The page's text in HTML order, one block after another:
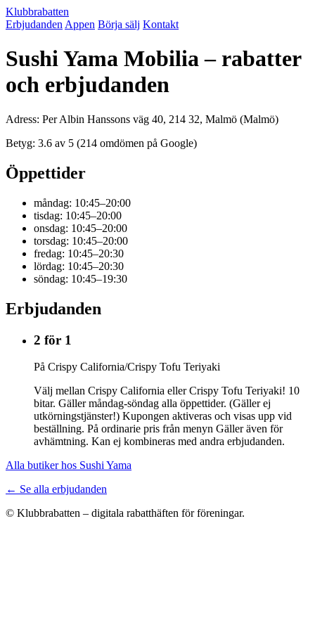
Klubbrabatten
Erbjudanden Appen Börja sälj Kontakt
Sushi Yama Mobilia – rabatter
och erbjudanden
Adress: Per Albin Hanssons väg 40, 214 32, Malmö (Malmö)
Betyg: 3.6 av 5 (214 omdömen på Google)
Öppettider
måndag: 10:45–20:00
tisdag: 10:45–20:00
onsdag: 10:45–20:00
torsdag: 10:45–20:00
fredag: 10:45–20:30
lördag: 10:45–20:30
söndag: 10:45–19:30
Erbjudanden
2 för 1
På Crispy California/Crispy Tofu Teriyaki
Välj mellan Crispy California eller Crispy Tofu Teriyaki! 10
bitar. Gäller måndag-söndag alla öppettider. (Gäller ej
utkörningstjänster!) Kupongen aktiveras och visas upp vid
beställning. På ordinarie pris från menyn Gäller även för
avhämtning. Kan ej kombineras med andra erbjudanden.
Alla butiker hos Sushi Yama
← Se alla erbjudanden
© Klubbrabatten – digitala rabatthäften för föreningar.